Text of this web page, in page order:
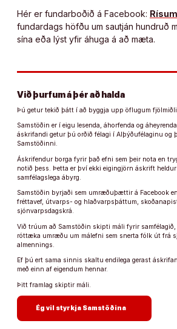
Hér er fundarboðið á Facebook:
fundardags höfðu um sautján hundruð
sína eða lýst yfir áhuga á að mæta.
Við þurfum á þér að halda
Þú getur tekið þátt í að byggja upp öflugum
Samstöðin er í eigu lesenda, áhorfenda og
áskrifandi getur þú orðið félagi í Alþýðufélaginu og
Samstöðinni.
Áskrifendur borga fyrir það efni sem þeir nota en
notið þess. Þetta er því ekki eigingjörn áskrift
samfélagslega ábyrg.
Samstöðin byrjaði sem umræðuþættir á Facebook
fréttavef, útvarps- og hlaðvarpsþáttum,
sjónvarpsdagskrá.
Við trúum að Samstöðin skipti máli fyrir
róttæka umræðu um málefni sem snerta fólk út frá
almennings.
Ef þú ert sama sinnis skaltu endilega gerast
með einn af eigendum hennar.
Þitt framlag skiptir máli.
Ég vil styrkja Samstöðina